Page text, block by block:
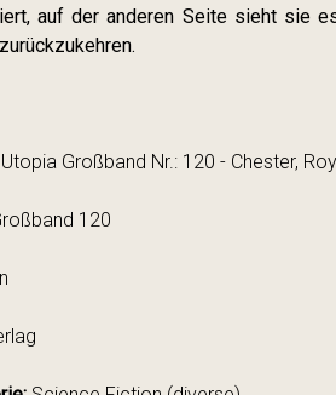
auf der anderen Seite sieht sie
120